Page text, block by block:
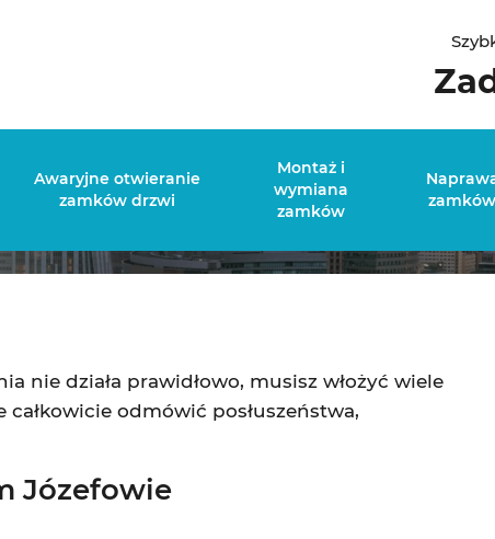
Awaryjne otwieranie
zamków drzwi
Montaż i
wymiana
zamków
zamków
nie działa prawidłowo, musisz włożyć wiele
odmówić posłuszeństwa,
Józefowie